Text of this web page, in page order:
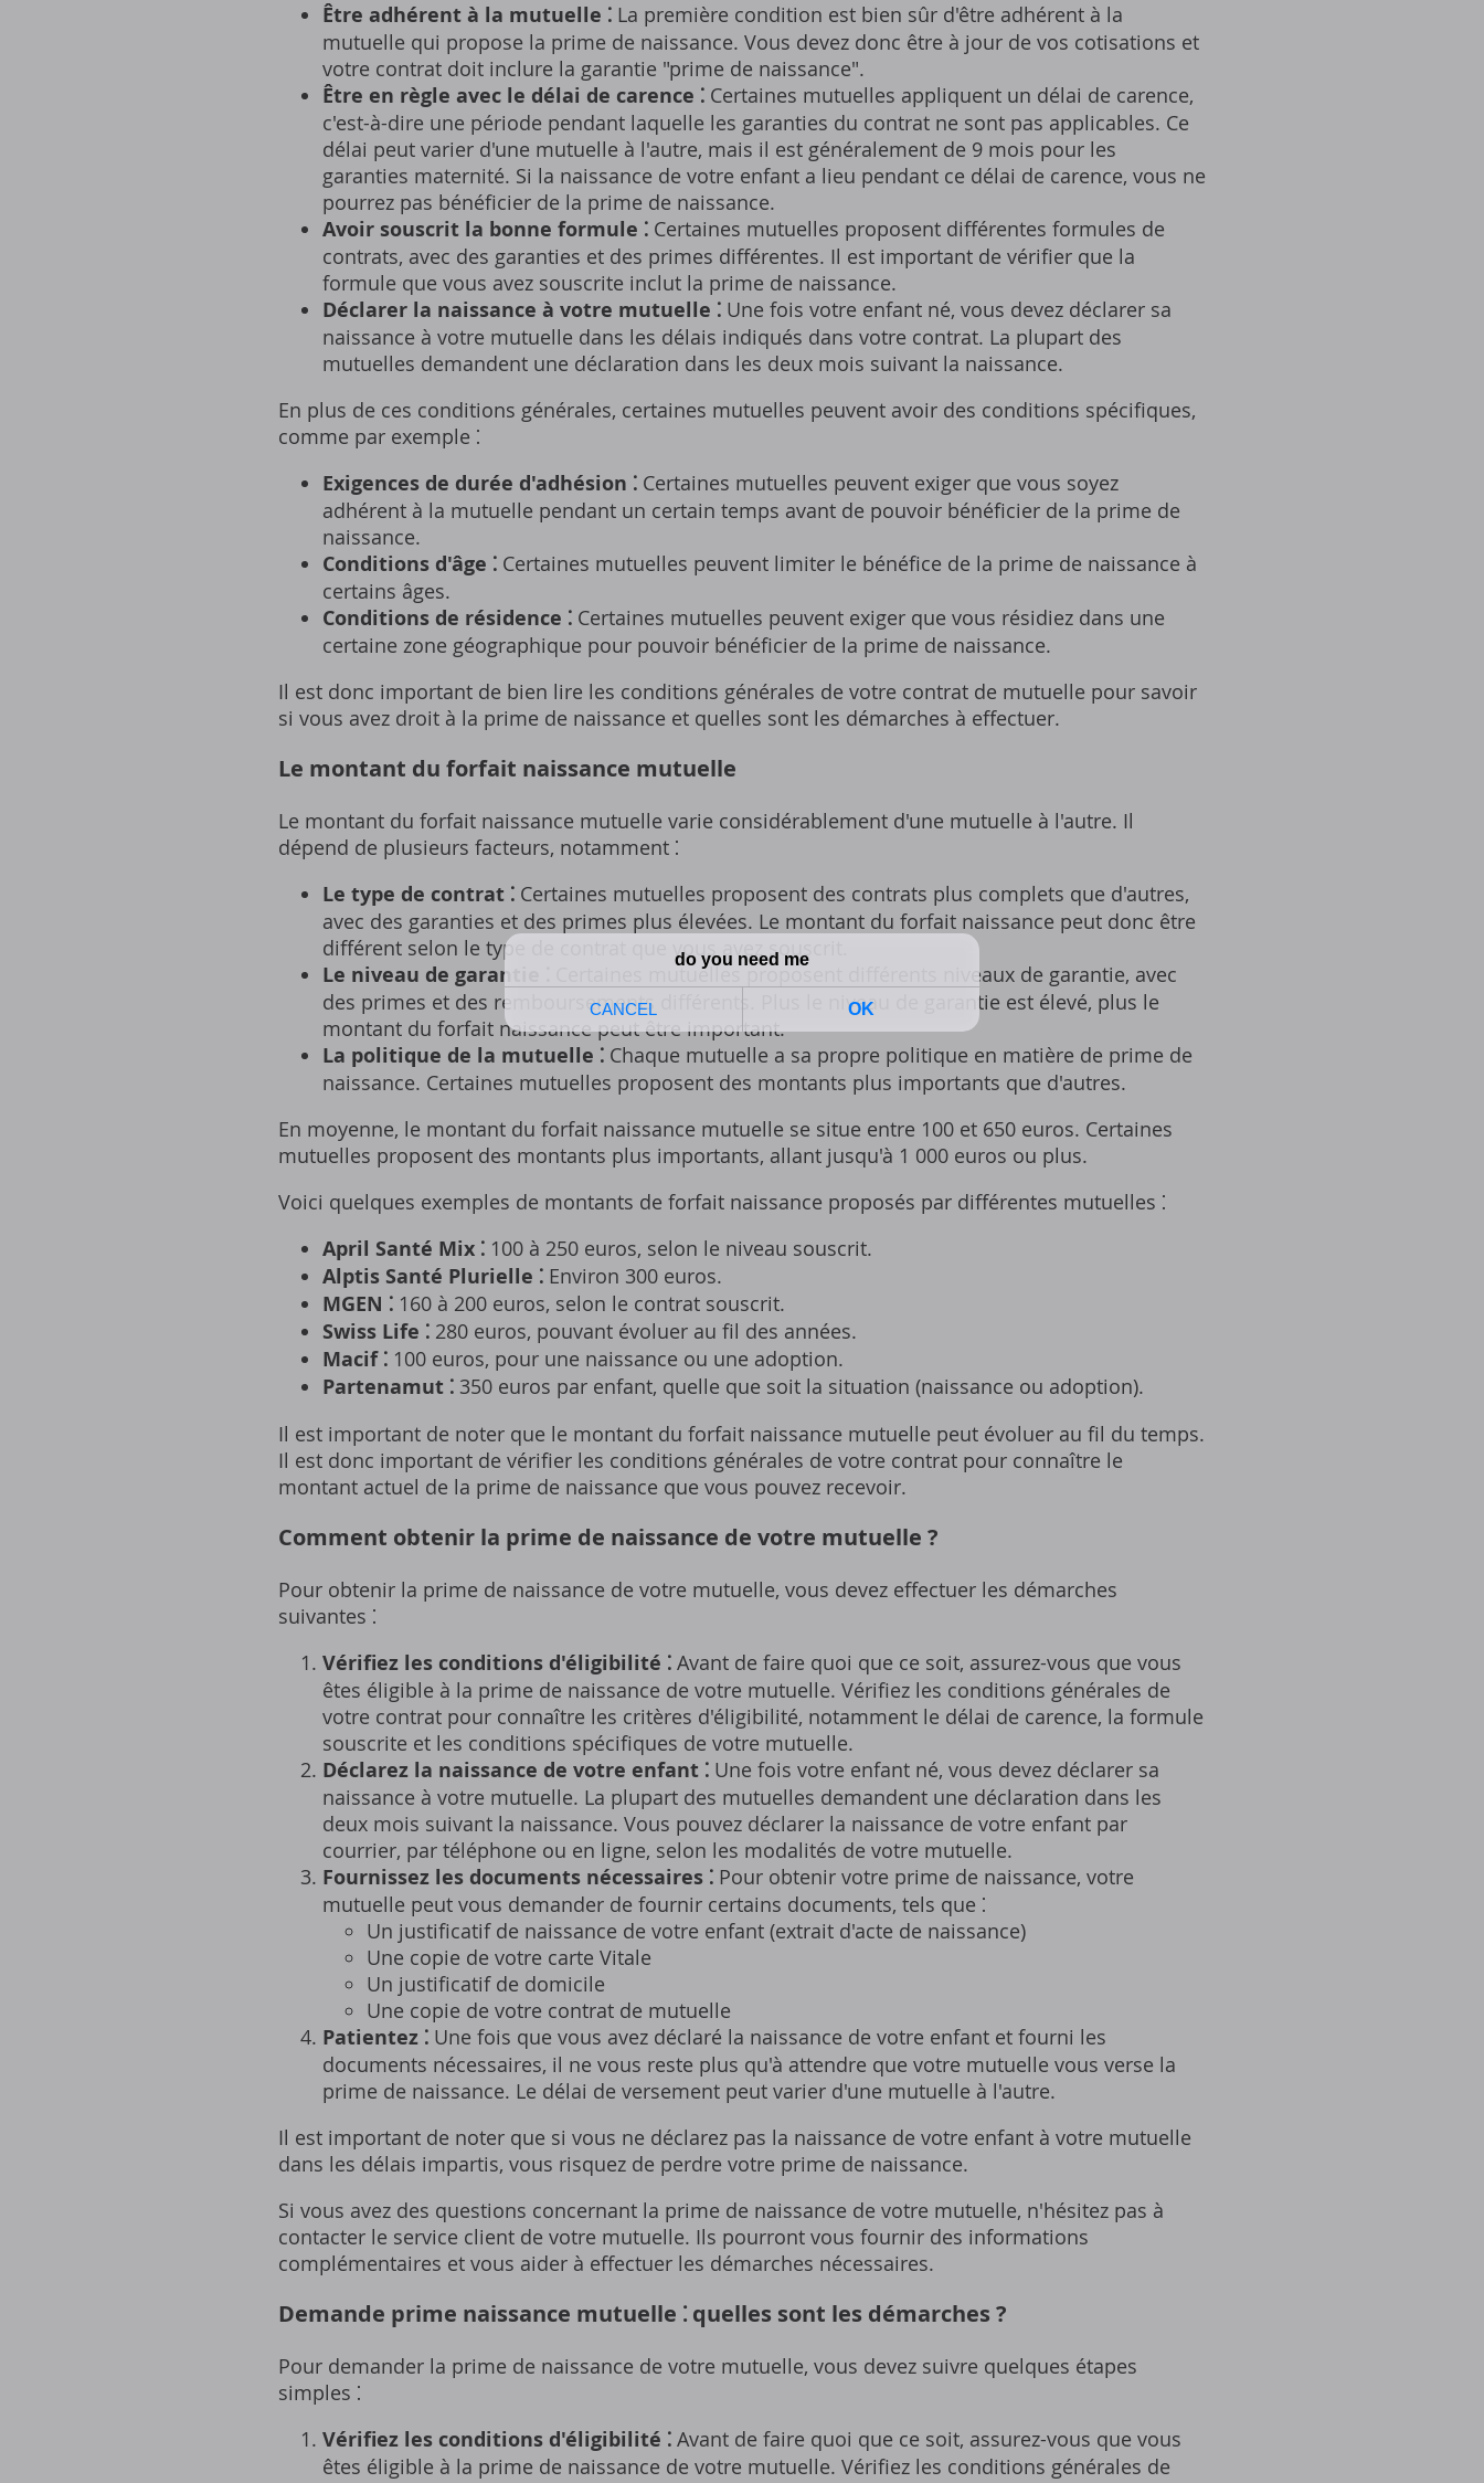
Être adhérent à la mutuelle ⁚ La première condition est bien sûr d'être adhérent à la
mutuelle qui propose la prime de naissance. Vous devez donc être à jour de vos cotisations et
votre contrat doit inclure la garantie "prime de naissance".
Être en règle avec le délai de carence ⁚ Certaines mutuelles appliquent un délai de carence‚
c'est-à-dire une période pendant laquelle les garanties du contrat ne sont pas applicables. Ce
délai peut varier d'une mutuelle à l'autre‚ mais il est généralement de 9 mois pour les
garanties maternité. Si la naissance de votre enfant a lieu pendant ce délai de carence‚ vous ne
pourrez pas bénéficier de la prime de naissance.
Avoir souscrit la bonne formule ⁚ Certaines mutuelles proposent différentes formules de
contrats‚ avec des garanties et des primes différentes. Il est important de vérifier que la
formule que vous avez souscrite inclut la prime de naissance.
Déclarer la naissance à votre mutuelle ⁚ Une fois votre enfant né‚ vous devez déclarer sa
naissance à votre mutuelle dans les délais indiqués dans votre contrat. La plupart des
mutuelles demandent une déclaration dans les deux mois suivant la naissance.
En plus de ces conditions générales‚ certaines mutuelles peuvent avoir des conditions spécifiques‚
comme par exemple ⁚
Exigences de durée d'adhésion ⁚ Certaines mutuelles peuvent exiger que vous soyez
adhérent à la mutuelle pendant un certain temps avant de pouvoir bénéficier de la prime de
naissance.
Conditions d'âge ⁚ Certaines mutuelles peuvent limiter le bénéfice de la prime de naissance à
certains âges.
Conditions de résidence ⁚ Certaines mutuelles peuvent exiger que vous résidiez dans une
certaine zone géographique pour pouvoir bénéficier de la prime de naissance.
Il est donc important de bien lire les conditions générales de votre contrat de mutuelle pour savoir
si vous avez droit à la prime de naissance et quelles sont les démarches à effectuer.
Le montant du forfait naissance mutuelle
Le montant du forfait naissance mutuelle varie considérablement d'une mutuelle à l'autre. Il
dépend de plusieurs facteurs‚ notamment ⁚
Le type de contrat ⁚ Certaines mutuelles proposent des contrats plus complets que d'autres‚
avec des garanties et des primes plus élevées. Le montant du forfait naissance peut donc être
différent selon le type de contrat que vous avez souscrit.
Le niveau de garantie ⁚
Certaines mutuelles proposent différents niveaux de garantie‚ avec
des primes et des remboursements différents. Plus le niveau de garantie est élevé‚ plus le
montant du forfait naissance peut être important.
La politique de la mutuelle ⁚ Chaque mutuelle a sa propre politique en matière de prime de
naissance. Certaines mutuelles proposent des montants plus importants que d'autres.
En moyenne‚ le montant du forfait naissance mutuelle se situe entre 100 et 650 euros. Certaines
mutuelles proposent des montants plus importants‚ allant jusqu'à 1 000 euros ou plus.
Voici quelques exemples de montants de forfait naissance proposés par différentes mutuelles ⁚
April Santé Mix ⁚ 100 à 250 euros‚ selon le niveau souscrit.
Alptis Santé Plurielle ⁚ Environ 300 euros.
MGEN ⁚ 160 à 200 euros‚ selon le contrat souscrit.
Swiss Life ⁚ 280 euros‚ pouvant évoluer au fil des années.
Macif ⁚ 100 euros‚ pour une naissance ou une adoption.
Partenamut ⁚ 350 euros par enfant‚ quelle que soit la situation (naissance ou adoption).
Il est important de noter que le montant du forfait naissance mutuelle peut évoluer au fil du temps.
Il est donc important de vérifier les conditions générales de votre contrat pour connaître le
montant actuel de la prime de naissance que vous pouvez recevoir.
Comment obtenir la prime de naissance de votre mutuelle ?
Pour obtenir la prime de naissance de votre mutuelle‚ vous devez effectuer les démarches
suivantes ⁚
Vérifiez les conditions d'éligibilité ⁚ Avant de faire quoi que ce soit‚ assurez-vous que vous
êtes éligible à la prime de naissance de votre mutuelle. Vérifiez les conditions générales de
votre contrat pour connaître les critères d'éligibilité‚ notamment le délai de carence‚ la formule
souscrite et les conditions spécifiques de votre mutuelle.
Déclarez la naissance de votre enfant ⁚ Une fois votre enfant né‚ vous devez déclarer sa
naissance à votre mutuelle. La plupart des mutuelles demandent une déclaration dans les
deux mois suivant la naissance. Vous pouvez déclarer la naissance de votre enfant par
courrier‚ par téléphone ou en ligne‚ selon les modalités de votre mutuelle.
Fournissez les documents nécessaires ⁚ Pour obtenir votre prime de naissance‚ votre
mutuelle peut vous demander de fournir certains documents‚ tels que ⁚
Un justificatif de naissance de votre enfant (extrait d'acte de naissance)
Une copie de votre carte Vitale
Un justificatif de domicile
Une copie de votre contrat de mutuelle
Patientez ⁚ Une fois que vous avez déclaré la naissance de votre enfant et fourni les
documents nécessaires‚ il ne vous reste plus qu'à attendre que votre mutuelle vous verse la
prime de naissance. Le délai de versement peut varier d'une mutuelle à l'autre.
Il est important de noter que si vous ne déclarez pas la naissance de votre enfant à votre mutuelle
dans les délais impartis‚ vous risquez de perdre votre prime de naissance.
Si vous avez des questions concernant la prime de naissance de votre mutuelle‚ n'hésitez pas à
contacter le service client de votre mutuelle. Ils pourront vous fournir des informations
complémentaires et vous aider à effectuer les démarches nécessaires.
Demande prime naissance mutuelle ⁚ quelles sont les démarches ?
Pour demander la prime de naissance de votre mutuelle‚ vous devez suivre quelques étapes
simples ⁚
Vérifiez les conditions d'éligibilité ⁚ Avant de faire quoi que ce soit‚ assurez-vous que vous
êtes éligible à la prime de naissance de votre mutuelle. Vérifiez les conditions générales de